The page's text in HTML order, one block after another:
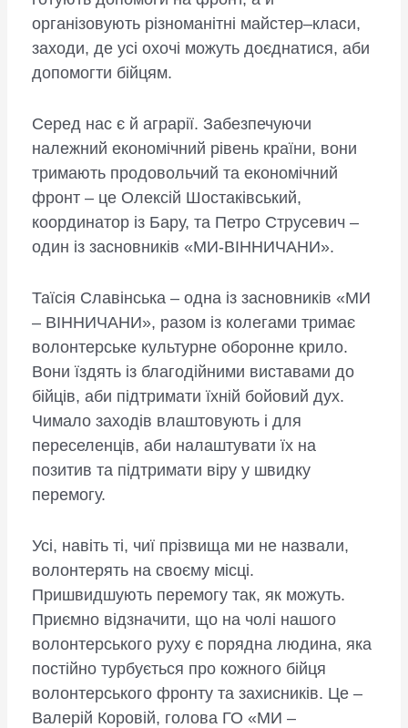
організовують різноманітні майстер–класи,
заходи, де усі охочі можуть доєднатися, аби
допомогти бійцям.
Серед нас є й аграрії. Забезпечуючи
належний економічний рівень країни, вони
тримають продовольчий та економічний
фронт – це Олексій Шостаківський,
координатор із Бару, та Петро Струсевич –
один із засновників «МИ-ВІННИЧАНИ».
Таїсія Славінська – одна із засновників «МИ
– ВІННИЧАНИ», разом із колегами тримає
волонтерське культурне оборонне крило.
Вони їздять із благодійними виставами до
бійців, аби підтримати їхній бойовий дух.
Чимало заходів влаштовують і для
переселенців, аби налаштувати їх на
позитив та підтримати віру у швидку
перемогу.
Усі, навіть ті, чиї прізвища ми не назвали,
волонтерять на своєму місці.
Пришвидшують перемогу так, як можуть.
Приємно відзначити, що на чолі нашого
волонтерського руху є порядна людина, яка
постійно турбується про кожного бійця
волонтерського фронту та захисників. Це –
Валерій Коровій, голова ГО «МИ –